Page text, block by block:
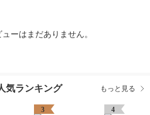
ーはまだありません。
気ランキング もっと見る
3 4